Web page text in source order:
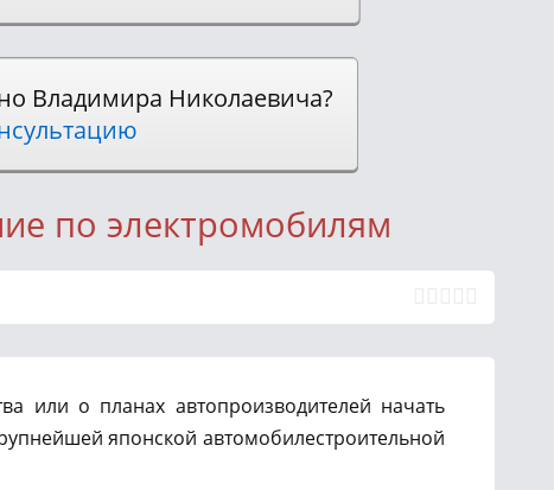
Владимира Николаевича?
по электромобилям
или о планах автопроизводителей начать
японской автомобилестроительной